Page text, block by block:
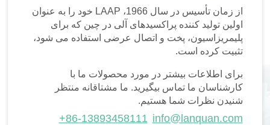
از زمان تأسیس در سال 1966، LAAP خود را به عنوان
اولین تولید کننده پراکسیدهای آلی در چین که برای
پلیمریزاسیون، پخت و اتصال عرضی استفاده می شود،
تثبیت کرده است.
برای اطلاعات بیشتر در مورد محصولات ما با
کارشناسان ما تماس بیگیرید. ما مشتاقانه منتظر
شنیدن نظرات شما هستیم.
info@lanquan.com
+86-13893458111